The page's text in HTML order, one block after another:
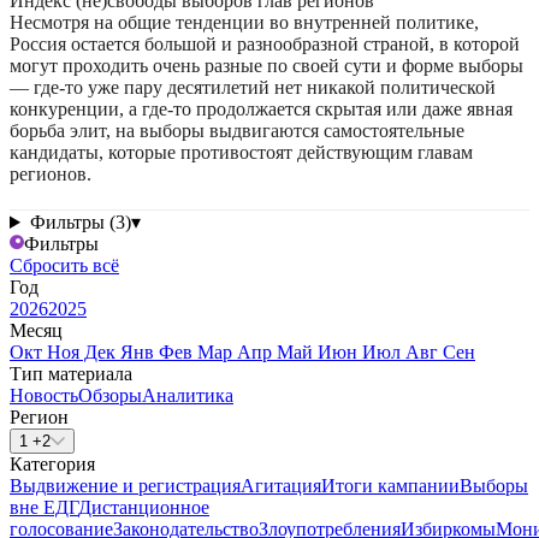
Несмотря на общие тенденции во внутренней политике,
Россия остается большой и разнообразной страной, в которой
могут проходить очень разные по своей сути и форме выборы
— где-то уже пару десятилетий нет никакой политической
конкуренции, а где-то продолжается скрытая или даже явная
борьба элит, на выборы выдвигаются самостоятельные
кандидаты, которые противостоят действующим главам
регионов.
Фильтры (3)▾
Фильтры
Сбросить всё
Год
20262025
Месяц
Окт Ноя Дек Янв Фев Мар Апр Май Июн Июл Авг Сен
Тип материала
НовостьОбзорыАналитика
Регион
1 +2
Категория
Выдвижение и регистрацияАгитацияИтоги кампанииВыборы
вне ЕДГДистанционное
голосованиеЗаконодательствоЗлоупотребленияИзбиркомы